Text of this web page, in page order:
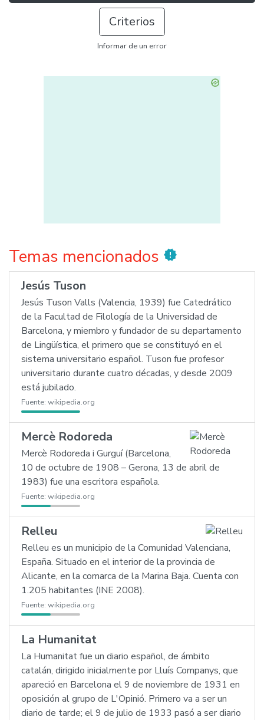
Criterios
Informar de un error
Temas mencionados new_releases
Jesús Tuson
Jesús Tuson Valls (Valencia, 1939) fue Catedrático
de la Facultad de Filología de la Universidad de
Barcelona, y miembro y fundador de su departamento
de Lingüística, el primero que se constituyó en el
sistema universitario español. Tuson fue profesor
universitario durante cuatro décadas, y desde 2009
está jubilado.
Fuente: wikipedia.org
Mercè Rodoreda
Mercè Rodoreda i Gurguí (Barcelona,
10 de octubre de 1908 – Gerona, 13 de abril de
1983) fue una escritora española.
Fuente: wikipedia.org
Relleu
Relleu es un municipio de la Comunidad Valenciana,
España. Situado en el interior de la provincia de
Alicante, en la comarca de la Marina Baja. Cuenta con
1.205 habitantes (INE 2008).
Fuente: wikipedia.org
La Humanitat
La Humanitat fue un diario español, de ámbito
catalán, dirigido inicialmente por Lluís Companys, que
apareció en Barcelona el 9 de noviembre de 1931 en
oposición al grupo de L'Opinió. Primero va a ser un
diario de tarde; el 9 de julio de 1933 pasó a ser diario